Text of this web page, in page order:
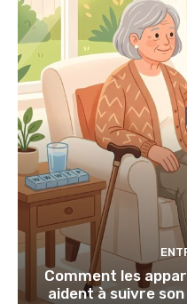
Comment les
aident à suivre